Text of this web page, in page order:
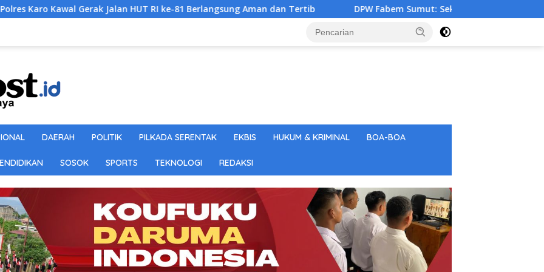
Jalan HUT RI ke-81 Berlangsung Aman dan Tertib DPW Fabem Sumut: Sekali Sang Saka Merah Putih Berkibar,
DAERAH POLITIK PILKADA SERENTAK EKBIS HUKUM & KRIMINAL BOA-BOA
SOSOK SPORTS TEKNOLOGI REDAKSI